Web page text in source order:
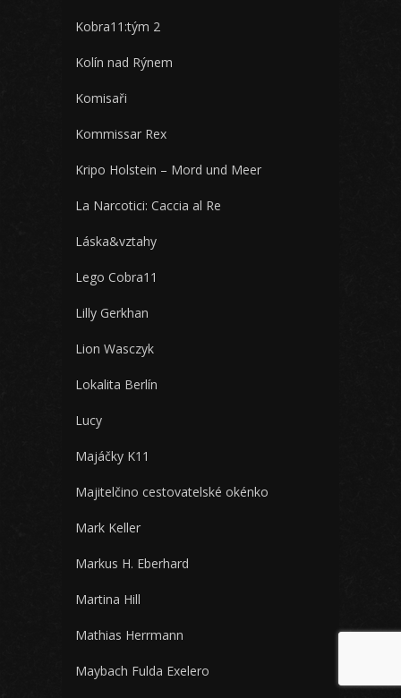
Kobra11:tým 2
Kolín nad Rýnem
Komisaři
Kommissar Rex
Kripo Holstein – Mord und Meer
La Narcotici: Caccia al Re
Láska&vztahy
Lego Cobra11
Lilly Gerkhan
Lion Wasczyk
Lokalita Berlín
Lucy
Majáčky K11
Majitelčino cestovatelské okénko
Mark Keller
Markus H. Eberhard
Martina Hill
Mathias Herrmann
Maybach Fulda Exelero